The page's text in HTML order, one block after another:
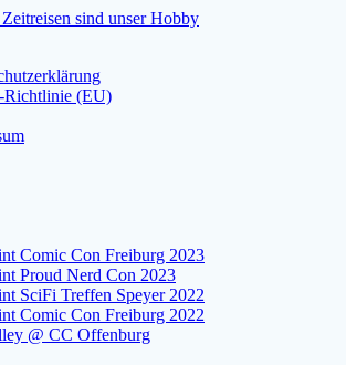
Richtlinie (EU)
Comic Con Freiburg 2023
Proud Nerd Con 2023
SciFi Treffen Speyer 2022
Comic Con Freiburg 2022
@ CC Offenburg